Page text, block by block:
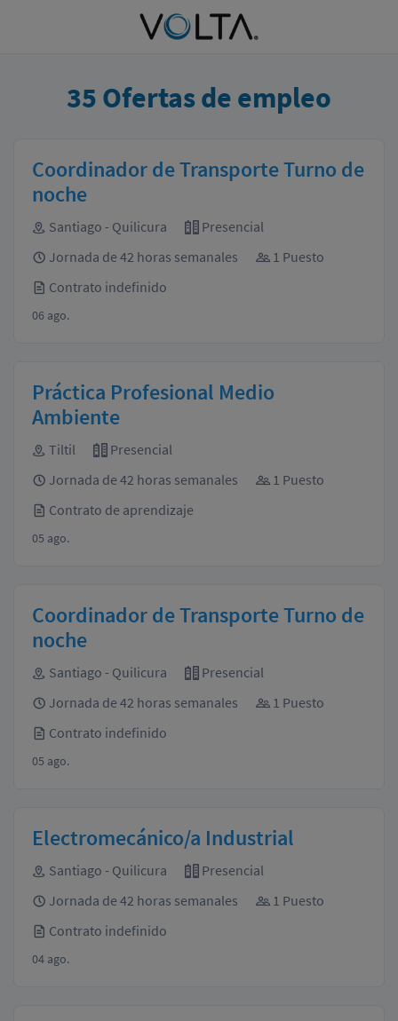
35 Ofertas de empleo
Coordinador de Transporte Turno de
noche
Santiago - Quilicura
Presencial
Jornada de 42 horas semanales
1 Puesto
Contrato indefinido
06 ago.
Práctica Profesional Medio
Ambiente
Tiltil
Presencial
Jornada de 42 horas semanales
1 Puesto
Contrato de aprendizaje
05 ago.
Coordinador de Transporte Turno de
noche
Santiago - Quilicura
Presencial
Jornada de 42 horas semanales
1 Puesto
Contrato indefinido
05 ago.
Electromecánico/a Industrial
Santiago - Quilicura
Presencial
Jornada de 42 horas semanales
1 Puesto
Contrato indefinido
04 ago.